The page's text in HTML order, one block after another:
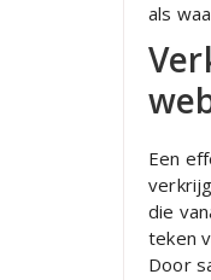
als
Een
die
teken
Door